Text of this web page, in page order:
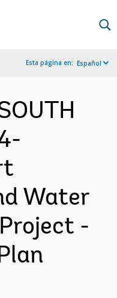
Esta página en: Español
Water
-